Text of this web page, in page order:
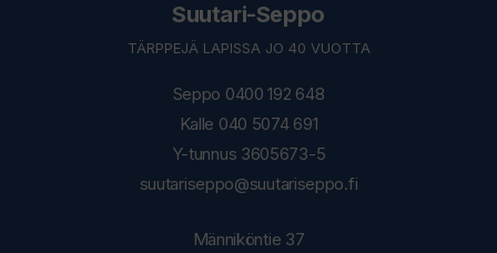
Suutari-Seppo
TÄRPPEJÄ LAPISSA JO 40 VUOTTA
Seppo 0400 192 648
Kalle 040 5074 691
Y-tunnus 3605673-5
suutariseppo@suutariseppo.fi
Männiköntie 37